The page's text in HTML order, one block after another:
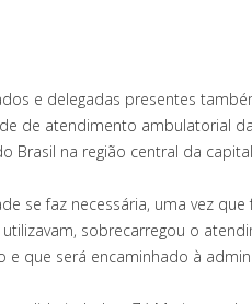
e delegadas presentes
de atendimento ambulatorial
Brasil na região central da
se faz necessária, uma vez
sobrecarregou o
e que será encaminhado à